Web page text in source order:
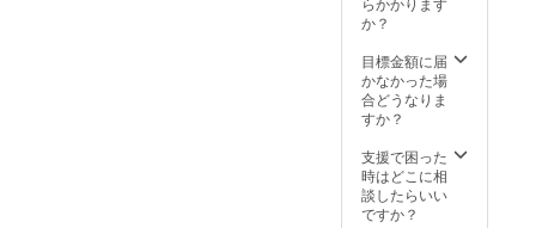
ある会
予定し
ており
ます。
2019年
12月中
旬の予
定で
考欄に
ジット
名をご
記入く
※トー
ク
ショー
は、
書き有
りの場
合は、
ご希望
のお名
前をご
記入く
ととも
にお届
けいた
部に著
者両氏
のサイ
ンをい
か？
目標金額に届
かなかった場
合どうなりま
すか？
支援で困った
時はどこに相
談したらいい
ですか？